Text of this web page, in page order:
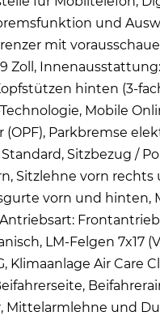
und
mit
Zoll,
hinten (3-
Technologie, Mobile
Parkbremse
Sitzbezug /
Sitzlehne vorn
vorn und hinten,
LM-Felgen 7x17
Klimaanlage Air Care
Mittelarmlehne und